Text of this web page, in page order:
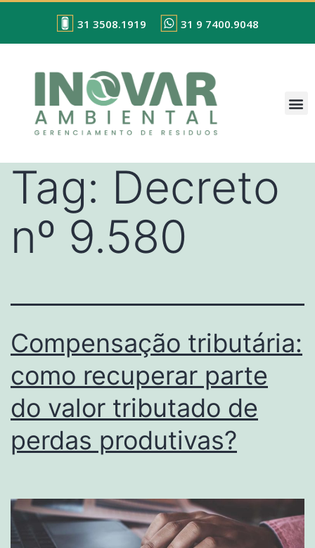
31 3508.1919 31 9 7400.9048
Tag: Decreto
nº 9.580
Compensação tributária:
como recuperar parte
do valor tributado de
perdas produtivas?